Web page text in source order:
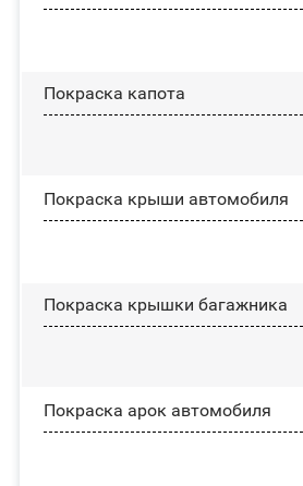
Покраска капота
Покраска крыши автомобиля
Покраска крышки багажника
Покраска арок автомобиля